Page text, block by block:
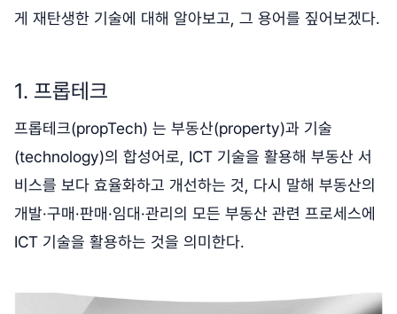
게 재탄생한 기술에 대해 알아보고, 그 용어를 짚어보겠다.
1. 프롭테크
프롭테크(propTech) 는 부동산(property)과 기술
(technology)의 합성어로, ICT 기술을 활용해 부동산 서
비스를 보다 효율화하고 개선하는 것, 다시 말해 부동산의
개발·구매·판매·임대·관리의 모든 부동산 관련 프로세스에
ICT 기술을 활용하는 것을 의미한다.